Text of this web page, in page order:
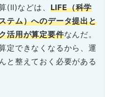
(Ⅱ)などは、 LIFE（科学
テム）へのデータ提出と
活用が算定要件なんだ。
定できなくなるから、運
と整えておく必要がある